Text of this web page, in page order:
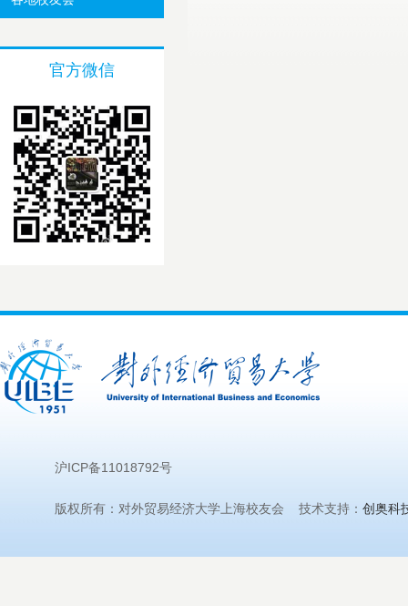
官方微信
沪ICP备11018792号
版权所有：对外贸易经济大学上海校友会 技术支持： 创奥科